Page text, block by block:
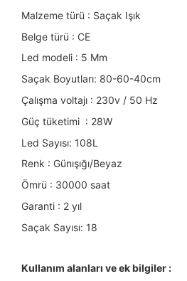
Malzeme türü : Saçak Işık
Belge türü : CE
Led modeli : 5 Mm
Saçak Boyutları: 80-60-40cm
Çalışma voltajı : 230v / 50 Hz
Güç tüketimi : 28W
Led Sayısı: 108L
Renk : Günışığı/Beyaz
Ömrü : 30000 saat
Garanti : 2 yıl
Saçak Sayısı: 18
Kullanım alanları ve ek bilgiler :